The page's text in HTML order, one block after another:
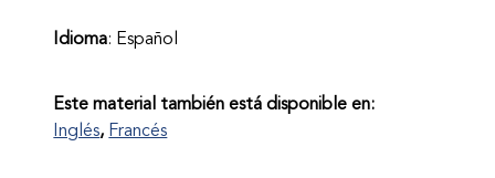
Idioma: Español
Este material también está disponible en:
Inglés
Francés